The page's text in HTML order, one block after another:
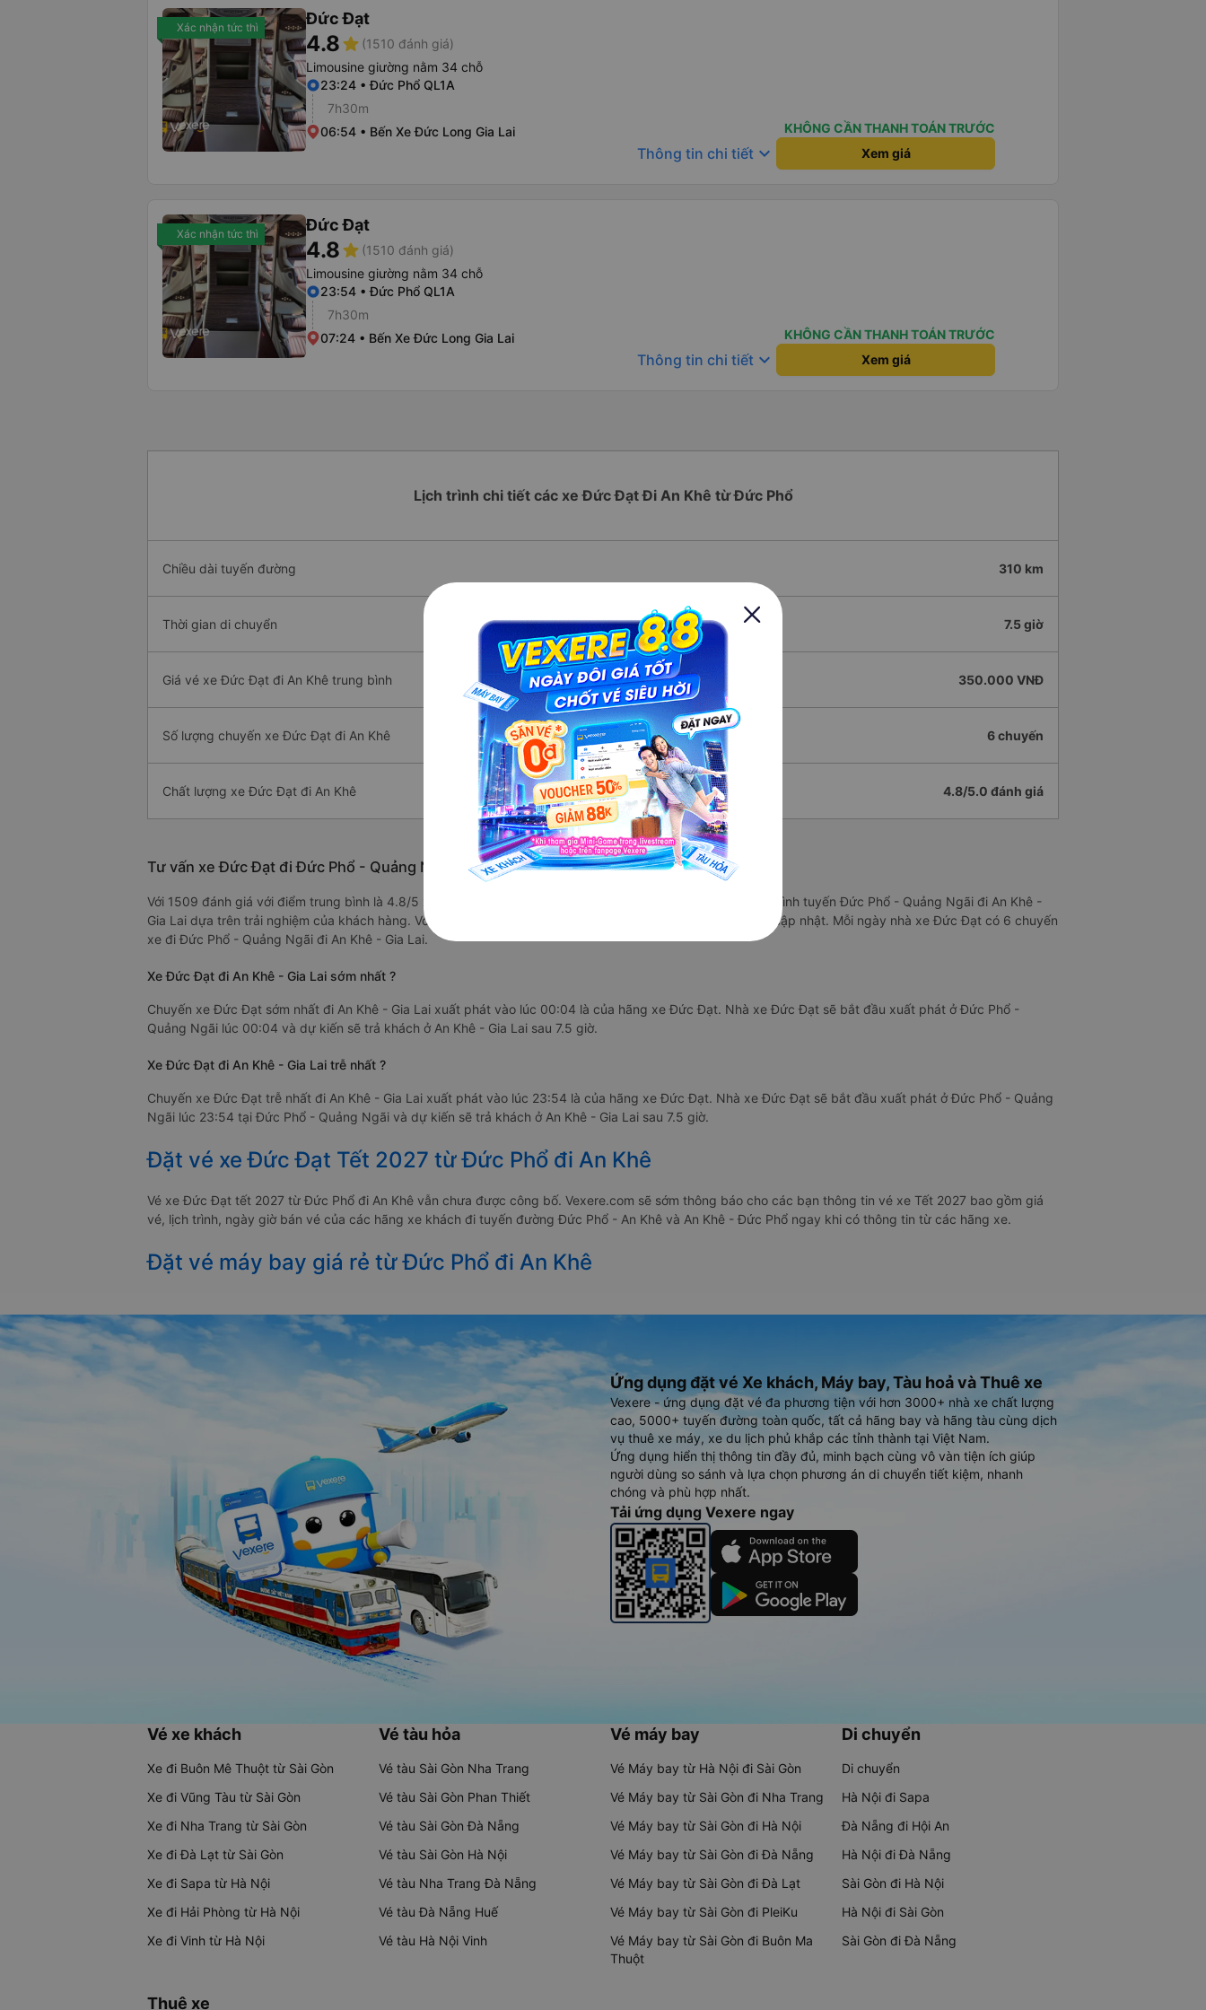
Xác nhận tức thì Đức Đạt
4.8star (1510 đánh giá)
Limousine giường nằm 34 chỗ
23:24 • Đức Phổ QL1A
7h30m
06:54 • Bến Xe Đức Long Gia Lai
KHÔNG CẦN THANH TOÁN TRƯỚC
Thông tin chi tiết keyboard_arrow_down Xem giá
Xác nhận tức thì Đức Đạt
4.8star (1510 đánh giá)
Limousine giường nằm 34 chỗ
23:54 • Đức Phổ QL1A
7h30m
07:24 • Bến Xe Đức Long Gia Lai
KHÔNG CẦN THANH TOÁN TRƯỚC
Thông tin chi tiết keyboard_arrow_down Xem giá
Lịch trình chi tiết các xe Đức Đạt Đi An Khê từ Đức Phổ
Chiều dài tuyến đường 310 km
Thời gian di chuyển 7.5 giờ
Giá vé xe Đức Đạt đi An Khê trung bình 350.000 VNĐ
Số lượng chuyến xe Đức Đạt đi An Khê 6 chuyến
Chất lượng xe Đức Đạt đi An Khê 4.8/5.0 đánh giá
Tư vấn xe Đức Đạt đi Đức Phổ - Quảng Ngãi từ An Khê - Gia Lai
Với 1509 đánh giá với điểm trung bình là 4.8/5 xe Đức Đạt được đánh giá là xe khách có chất lượng Trung bình tuyến Đức Phổ - Quảng Ngãi đi An Khê -
Gia Lai dựa trên trải nghiệm của khách hàng. Với giá vé chỉ từ 300000 đ và các tiện ích trên xe như: Đang cập nhật. Mỗi ngày nhà xe Đức Đạt có 6 chuyến
xe đi Đức Phổ - Quảng Ngãi đi An Khê - Gia Lai.
Xe Đức Đạt đi An Khê - Gia Lai sớm nhất ?
Chuyến xe Đức Đạt sớm nhất đi An Khê - Gia Lai xuất phát vào lúc 00:04 là của hãng xe Đức Đạt. Nhà xe Đức Đạt sẽ bắt đầu xuất phát ở Đức Phổ -
Quảng Ngãi lúc 00:04 và dự kiến sẽ trả khách ở An Khê - Gia Lai sau 7.5 giờ.
Xe Đức Đạt đi An Khê - Gia Lai trễ nhất ?
Chuyến xe Đức Đạt trễ nhất đi An Khê - Gia Lai xuất phát vào lúc 23:54 là của hãng xe Đức Đạt. Nhà xe Đức Đạt sẽ bắt đầu xuất phát ở Đức Phổ - Quảng
Ngãi lúc 23:54 tại Đức Phổ - Quảng Ngãi và dự kiến sẽ trả khách ở An Khê - Gia Lai sau 7.5 giờ.
Đặt vé xe Đức Đạt Tết 2027 từ Đức Phổ đi An Khê
Vé xe Đức Đạt tết 2027 từ Đức Phổ đi An Khê vẫn chưa được công bố. Vexere.com sẽ sớm thông báo cho các bạn thông tin vé xe Tết 2027 bao gồm giá
vé, lịch trình, ngày giờ bán vé của các hãng xe khách đi tuyến đường Đức Phổ - An Khê và An Khê - Đức Phổ ngay khi có thông tin từ các hãng xe.
Đặt vé máy bay giá rẻ từ Đức Phổ đi An Khê
Ứng dụng đặt vé Xe khách, Máy bay, Tàu hoả và Thuê xe
Vexere - ứng dụng đặt vé đa phương tiện với hơn 3000+ nhà xe chất lượng
cao, 5000+ tuyến đường toàn quốc, tất cả hãng bay và hãng tàu cùng dịch
vụ thuê xe máy, xe du lịch phủ khắp các tỉnh thành tại Việt Nam.
Ứng dụng hiển thị thông tin đầy đủ, minh bạch cùng vô vàn tiện ích giúp
người dùng so sánh và lựa chọn phương án di chuyển tiết kiệm, nhanh
chóng và phù hợp nhất.
Tải ứng dụng Vexere ngay
Vé xe khách
Xe đi Buôn Mê Thuột từ Sài Gòn
Xe đi Vũng Tàu từ Sài Gòn
Xe đi Nha Trang từ Sài Gòn
Xe đi Đà Lạt từ Sài Gòn
Xe đi Sapa từ Hà Nội
Xe đi Hải Phòng từ Hà Nội
Xe đi Vinh từ Hà Nội
Vé tàu hỏa
Vé tàu Sài Gòn Nha Trang
Vé tàu Sài Gòn Phan Thiết
Vé tàu Sài Gòn Đà Nẵng
Vé tàu Sài Gòn Hà Nội
Vé tàu Nha Trang Đà Nẵng
Vé tàu Đà Nẵng Huế
Vé tàu Hà Nội Vinh
Vé máy bay
Vé Máy bay từ Hà Nội đi Sài Gòn
Vé Máy bay từ Sài Gòn đi Nha Trang
Vé Máy bay từ Sài Gòn đi Hà Nội
Vé Máy bay từ Sài Gòn đi Đà Nẵng
Vé Máy bay từ Sài Gòn đi Đà Lạt
Vé Máy bay từ Sài Gòn đi PleiKu
Vé Máy bay từ Sài Gòn đi Buôn Ma
Thuột
Di chuyển
Di chuyển
Hà Nội đi Sapa
Đà Nẵng đi Hội An
Hà Nội đi Đà Nẵng
Sài Gòn đi Hà Nội
Hà Nội đi Sài Gòn
Sài Gòn đi Đà Nẵng
Thuê xe